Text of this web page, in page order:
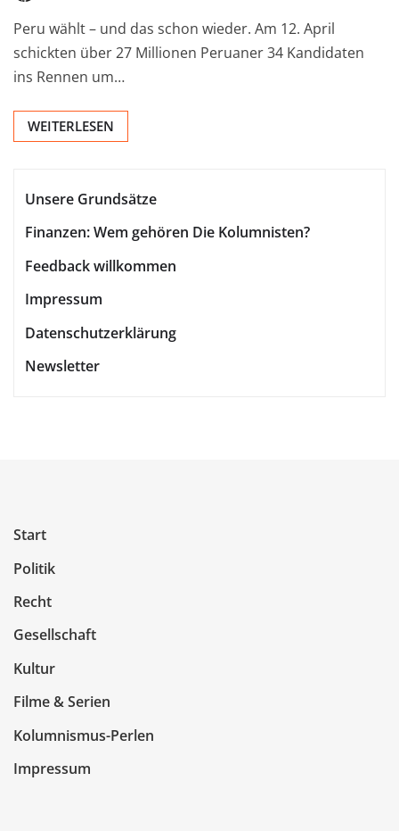
Peru wählt – und das schon wieder. Am 12. April
schickten über 27 Millionen Peruaner 34 Kandidaten
ins Rennen um…
WEITERLESEN
Unsere Grundsätze
Finanzen: Wem gehören Die Kolumnisten?
Feedback willkommen
Impressum
Datenschutzerklärung
Newsletter
Start
Politik
Recht
Gesellschaft
Kultur
Filme & Serien
Kolumnismus-Perlen
Impressum